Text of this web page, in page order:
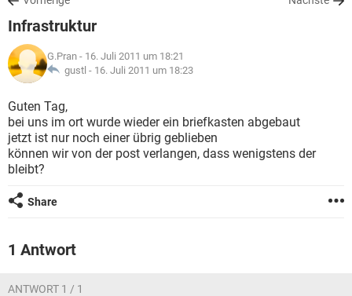
Infrastruktur
G.Pran - 16. Juli 2011 um 18:21
gustl - 16. Juli 2011 um 18:23
Guten Tag,
bei uns im ort wurde wieder ein briefkasten abgebaut
jetzt ist nur noch einer übrig geblieben
können wir von der post verlangen, dass wenigstens der
bleibt?
Share
1 Antwort
ANTWORT 1 / 1